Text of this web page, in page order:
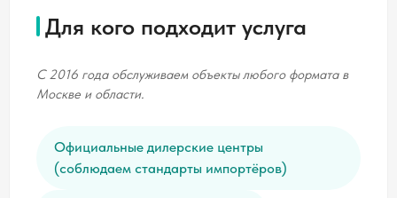
Для кого подходит услуга
С 2016 года обслуживаем объекты любого формата в
Москве и области.
Официальные дилерские центры
(соблюдаем стандарты импортёров)